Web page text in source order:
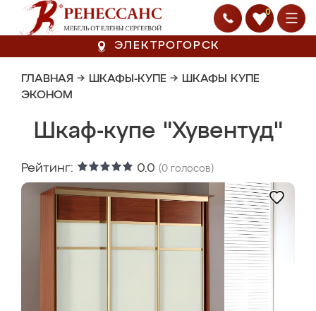
0
ЭЛЕКТРОГОРСК
ГЛАВНАЯ → ШКАФЫ-КУПЕ → ШКАФЫ КУПЕ
ЭКОНОМ
Шкаф-купе "Хувентуд"
Рейтинг: 0.0 (0 голосов)